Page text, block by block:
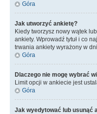
Góra
Jak utworzyć ankietę?
Kiedy tworzysz nowy wątek
ankiety. Wprowadź tytuł i co
trwania ankiety wyrażony w
Góra
Dlaczego nie mogę wybrać
Limit opcji w ankiecie jest
Góra
Jak wyedytować lub usunąć